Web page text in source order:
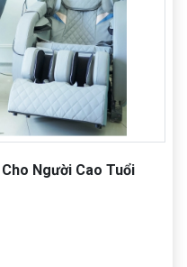
Người Cao Tuổi